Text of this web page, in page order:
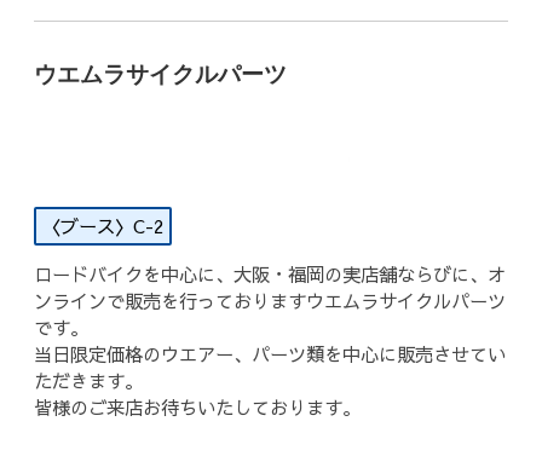
ウエムラサイクルパーツ
C-2
ロードバイクを中心に、大阪・福岡の実店舗ならびに、オ
ンラインで販売を行っておりますウエムラサイクルパーツ
です。
当日限定価格のウエアー、パーツ類を中心に販売させてい
ただきます。
皆様のご来店お待ちいたしております。